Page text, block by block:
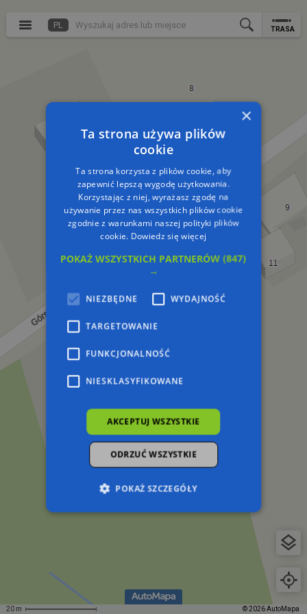
PL TRASA
20 m © 2026 AutoMapa
×
Ta strona używa plików
cookie
Ta strona korzysta z plików cookie, aby
zapewnić lepszą wygodę użytkowania.
Korzystając z niej, wyrażasz zgodę na
używanie przez nas wszystkich plików cookie
zgodnie z warunkami naszej polityki plików
cookie. Dowiedz się więcej
POKAŻ WSZYSTKICH PARTNERÓW(847)
→
NIEZBĘDNE WYDAJNOŚĆ
TARGETOWANIE
FUNKCJONALNOŚĆ
NIESKLASYFIKOWANE
AKCEPTUJ WSZYSTKIE
ODRZUĆ WSZYSTKIE
POKAŻ SZCZEGÓŁY
Niezbędne pliki cookie umożliwiają korzystanie z
podstawowych funkcji strony internetowej,
takich jak logowanie użytkownika i zarządzanie